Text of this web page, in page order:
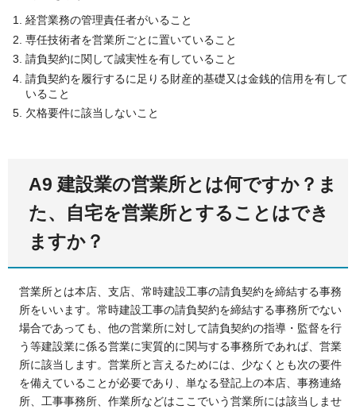
経営業務の管理責任者がいること
専任技術者を営業所ごとに置いていること
請負契約に関して誠実性を有していること
請負契約を履行するに足りる財産的基礎又は金銭的信用を有して
いること
欠格要件に該当しないこと
A9 建設業の営業所とは何ですか？ま
た、自宅を営業所とすることはでき
ますか？
営業所とは本店、支店、常時建設工事の請負契約を締結する事務
所をいいます。常時建設工事の請負契約を締結する事務所でない
場合であっても、他の営業所に対して請負契約の指導・監督を行
う等建設業に係る営業に実質的に関与する事務所であれば、営業
所に該当します。営業所と言えるためには、少なくとも次の要件
を備えていることが必要であり、単なる登記上の本店、事務連絡
所、工事事務所、作業所などはここでいう営業所には該当しませ